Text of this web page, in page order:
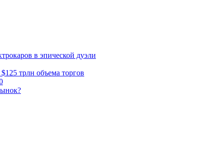
в эпической дуэли
трлн объема торгов